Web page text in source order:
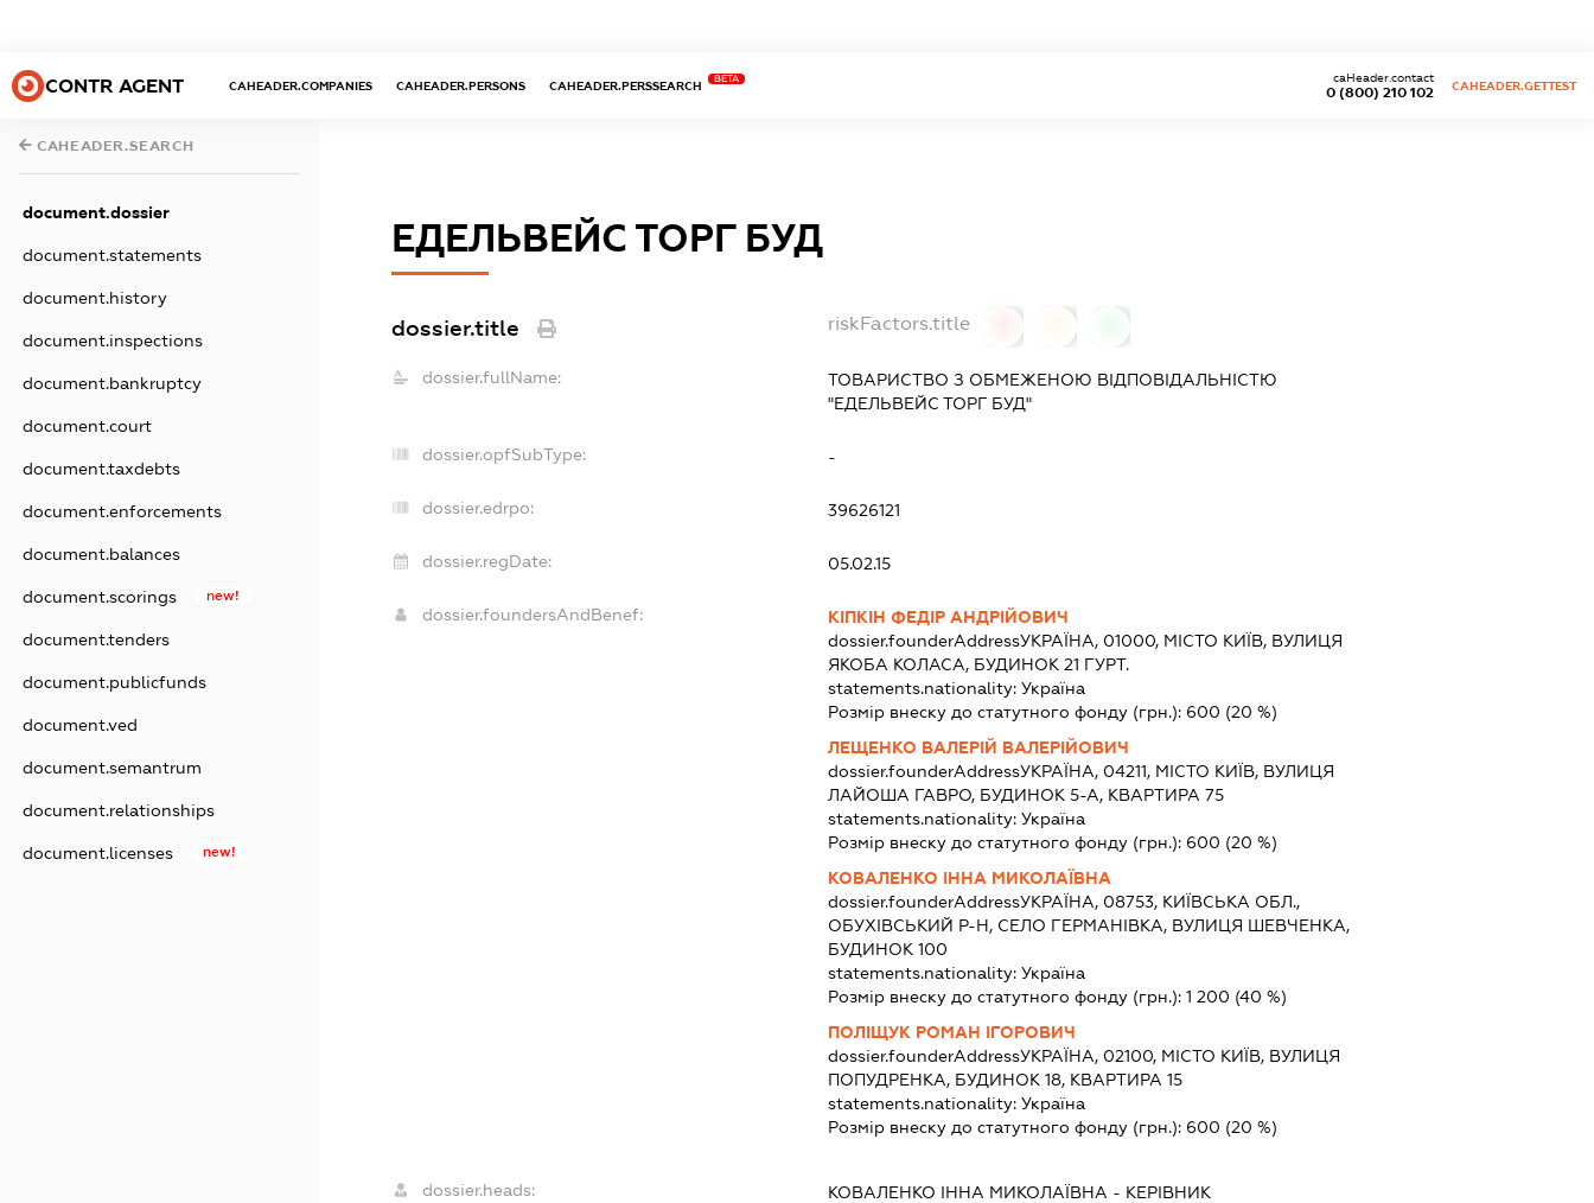
CONTR AGENT CAHEADER.COMPANIES CAHEADER.PERSONS CAHEADER.PERSSEARCH
BETA
0 (800) 210 102
caHeader.contact
CAHEADER.GETTEST
CAHEADER.SEARCH
document.dossier
document.statements
document.history
document.inspections
document.bankruptcy
document.court
document.taxdebts
document.enforcements
document.balances
document.scorings new!
document.tenders
document.publicfunds
document.ved
document.semantrum
document.relationships
document.licenses new!
ЕДЕЛЬВЕЙС ТОРГ БУД
dossier.title riskFactors.title
dossier.fullName:
ТОВАРИСТВО З ОБМЕЖЕНОЮ ВІДПОВІДАЛЬНІСТЮ
"ЕДЕЛЬВЕЙС ТОРГ БУД"
dossier.opfSubType: -
dossier.edrpo: 39626121
dossier.regDate: 05.02.15
dossier.foundersAndBenef:
КІПКІН ФЕДІР АНДРІЙОВИЧ
dossier.founderAddressУКРАЇНА, 01000, МІСТО КИЇВ, ВУЛИЦЯ
ЯКОБА КОЛАСА, БУДИНОК 21 ГУРТ.
statements.nationality:Україна
Розмір внеску до статутного фонду (грн.): 600 (20 %)
ЛЕЩЕНКО ВАЛЕРІЙ ВАЛЕРІЙОВИЧ
dossier.founderAddressУКРАЇНА, 04211, МІСТО КИЇВ, ВУЛИЦЯ
ЛАЙОША ГАВРО, БУДИНОК 5-А, КВАРТИРА 75
statements.nationality:Україна
Розмір внеску до статутного фонду (грн.): 600 (20 %)
КОВАЛЕНКО ІННА МИКОЛАЇВНА
dossier.founderAddressУКРАЇНА, 08753, КИЇВСЬКА ОБЛ.,
ОБУХІВСЬКИЙ Р-Н, СЕЛО ГЕРМАНІВКА, ВУЛИЦЯ ШЕВЧЕНКА,
БУДИНОК 100
statements.nationality:Україна
Розмір внеску до статутного фонду (грн.):1 200 (40 %)
ПОЛІЩУК РОМАН ІГОРОВИЧ
dossier.founderAddressУКРАЇНА, 02100, МІСТО КИЇВ, ВУЛИЦЯ
ПОПУДРЕНКА, БУДИНОК 18, КВАРТИРА 15
statements.nationality:Україна
Розмір внеску до статутного фонду (грн.): 600 (20 %)
dossier.heads: КОВАЛЕНКО ІННА МИКОЛАЇВНА - КЕРІВНИК